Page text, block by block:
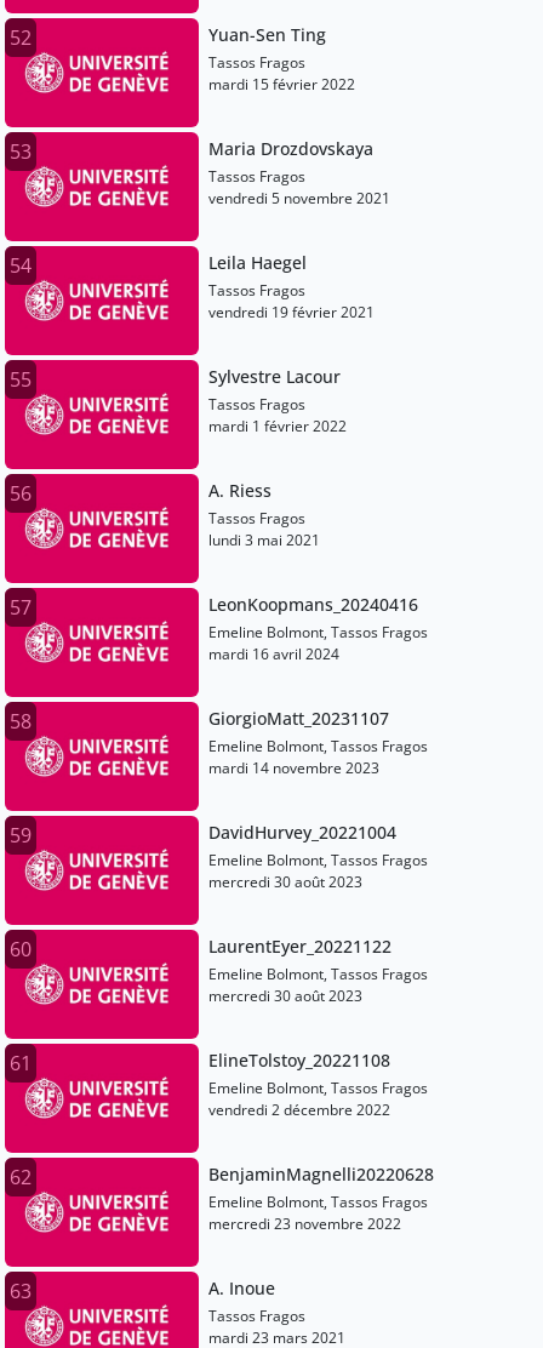
52 Yuan-Sen Ting
Tassos Fragos
mardi 15 février 2022
53 Maria Drozdovskaya
Tassos Fragos
vendredi 5 novembre 2021
54 Leila Haegel
Tassos Fragos
vendredi 19 février 2021
55 Sylvestre Lacour
Tassos Fragos
mardi 1 février 2022
56 A. Riess
Tassos Fragos
lundi 3 mai 2021
57 LeonKoopmans_20240416
Emeline Bolmont, Tassos Fragos
mardi 16 avril 2024
58 GiorgioMatt_20231107
Emeline Bolmont, Tassos Fragos
mardi 14 novembre 2023
59 DavidHurvey_20221004
Emeline Bolmont, Tassos Fragos
mercredi 30 août 2023
60 LaurentEyer_20221122
Emeline Bolmont, Tassos Fragos
mercredi 30 août 2023
61 ElineTolstoy_20221108
Emeline Bolmont, Tassos Fragos
vendredi 2 décembre 2022
62 BenjaminMagnelli20220628
Emeline Bolmont, Tassos Fragos
mercredi 23 novembre 2022
63 A. Inoue
Tassos Fragos
mardi 23 mars 2021